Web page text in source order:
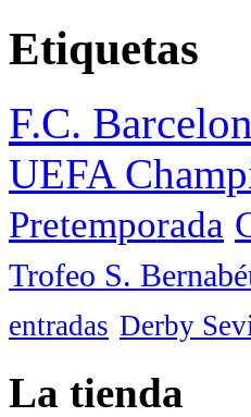
Etiquetas
F.C.
UEFA
Pretemporada
Trofeo S.
entradas Derby
La tienda